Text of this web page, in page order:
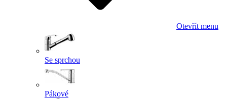
Otevřít menu
Se sprchou
Pákové